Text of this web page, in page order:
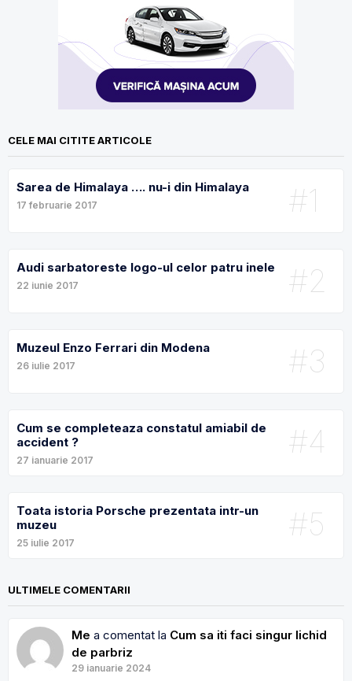
CELE MAI CITITE ARTICOLE
#1
Sarea de Himalaya …. nu-i din Himalaya
17 februarie 2017
#2
Audi sarbatoreste logo-ul celor patru inele
22 iunie 2017
#3
Muzeul Enzo Ferrari din Modena
26 iulie 2017
#4
Cum se completeaza constatul amiabil de
accident ?
27 ianuarie 2017
#5
Toata istoria Porsche prezentata intr-un
muzeu
25 iulie 2017
ULTIMELE COMENTARII
Me a comentat la Cum sa iti faci singur lichid
de parbriz
29 ianuarie 2024